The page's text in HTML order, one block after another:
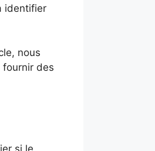
identifier
nous
fournir des
si le